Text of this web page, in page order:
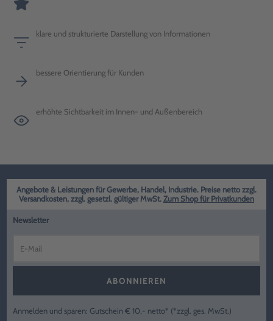
klare und strukturierte Darstellung von Informationen
bessere Orientierung für Kunden
erhöhte Sichtbarkeit im Innen- und Außenbereich
Angebote & Leistungen für Gewerbe, Handel, Industrie. Preise netto zzgl.
Versandkosten, zzgl. gesetzl. gültiger MwSt. Zum Shop für Privatkunden
Newsletter
ABONNIEREN
Anmelden und sparen: Gutschein € 10,- netto* (*zzgl. ges. MwSt.)